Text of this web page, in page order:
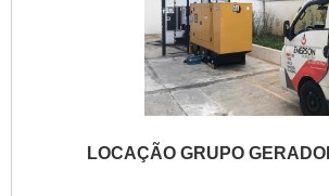
LOCAÇÃO GRUPO